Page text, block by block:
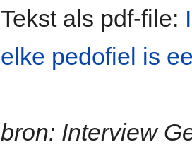
Tekst als pdf-file:
elke pedofiel is
bron: Interview